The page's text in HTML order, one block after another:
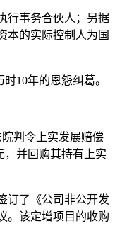
行事务合伙人 ；另据
本的实际控制人为国
10年的恩怨纠葛。
判令上实发展赔偿
，并回购其持有上实
订了《公司非公开发
。该定增项目的收购